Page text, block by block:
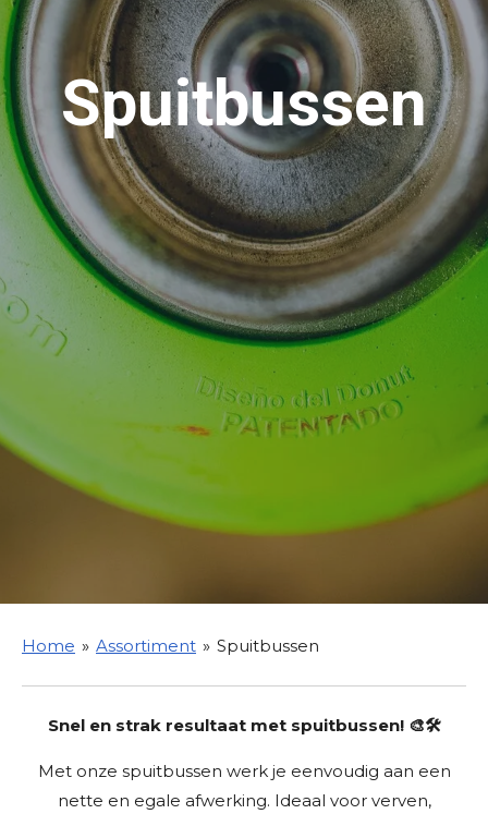
Spuitbussen
Home » Assortiment » Spuitbussen
Snel en strak resultaat met spuitbussen! 🎨🛠️
Met onze spuitbussen werk je eenvoudig aan een
nette en egale afwerking. Ideaal voor verven,